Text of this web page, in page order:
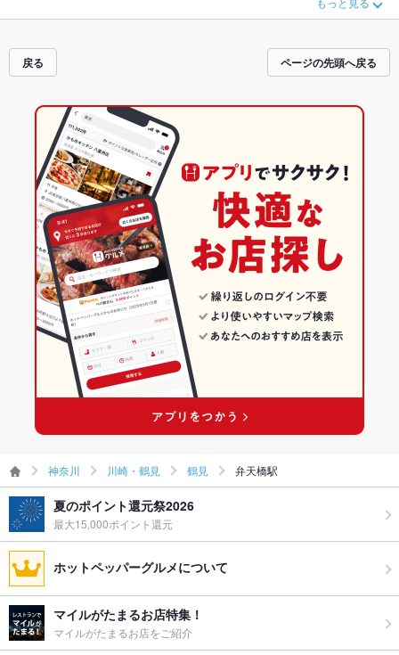
ホットペッパーグルメなら、お得なクーポンはもちろん、こだわりメニュー 肉
じゃがや季節のおすすめ料理など、お店の最新情報をご紹介しているので安
しの飲み会にも、会社の宴会にも、デートやパーティにもお得に便利にホット
ペッパーグルメをご利用ください。
戻る ページの先頭へ戻る
神奈川 川崎・鶴見 鶴見 弁天橋駅
夏のポイント還元祭2026
最大15,000ポイント還元
ホットペッパーグルメについて
マイルがたまるお店特集！
マイルがたまるお店をご紹介